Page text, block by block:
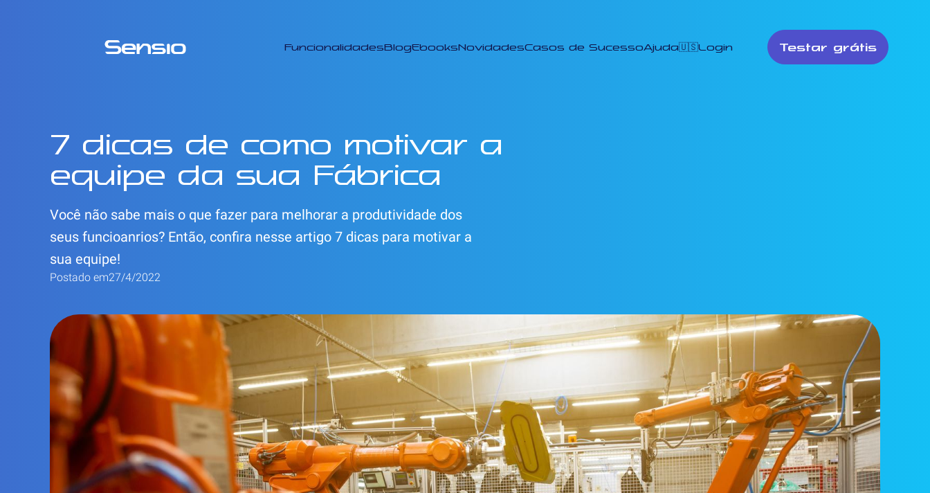
FuncionalidadesBlogEbooksNovidadesCasos de SucessoAjuda🇺🇸Login Testar grátis
7 dicas de como motivar a
equipe da sua Fábrica
Você não sabe mais o que fazer para melhorar a produtividade dos
seus funcioanrios? Então, confira nesse artigo 7 dicas para motivar a
sua equipe!
Postado em27/4/2022